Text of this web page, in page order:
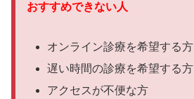
おすすめできない人
オンライン診療を希望する方
遅い時間の診療を希望する方
アクセスが不便な方